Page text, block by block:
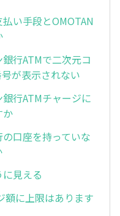
い手段とOMOTAN
行ATMで二次元コ
が表示されない
行ATMチャージに
か
口座を持っていな
見える
額に上限はあります